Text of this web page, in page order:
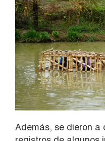
Además, se dieron a